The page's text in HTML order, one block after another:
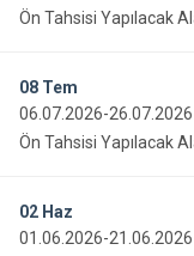
Ladik
Ön Tahsisi Yapılacak
08 Tem
06.07.2026-
Ön Tahsisi Yapılacak
02 Haz
01.06.2026-